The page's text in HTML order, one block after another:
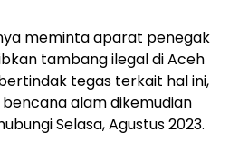
meminta aparat penegak
tambang ilegal di Aceh
tegas terkait hal ini,
alam dikemudian
Selasa, Agustus 2023.